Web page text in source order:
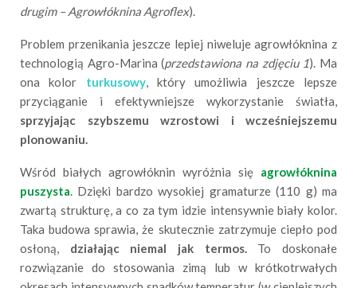
drugim – Agrowłóknina Agroflex).
Problem przenikania jeszcze lepiej niweluje agrowłóknina z
technologią Agro-Marina (przedstawiona na zdjęciu 1). Ma
ona kolor turkusowy, który umożliwia jeszcze lepsze
przyciąganie i efektywniejsze wykorzystanie światła,
sprzyjając szybszemu wzrostowi i wcześniejszemu
plonowaniu.
Wśród białych agrowłóknin wyróżnia się agrowłóknina
puszysta. Dzięki bardzo wysokiej gramaturze (110 g) ma
zwartą strukturę, a co za tym idzie intensywnie biały kolor.
Taka budowa sprawia, że skutecznie zatrzymuje ciepło pod
osłoną, działając niemal jak termos.To doskonałe
rozwiązanie do stosowania zimą lub w krótkotrwałych